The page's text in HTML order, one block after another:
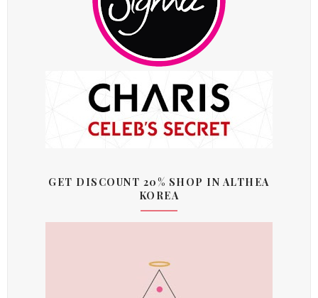
GET DISCOUNT 20% SHOP IN ALTHEA
KOREA